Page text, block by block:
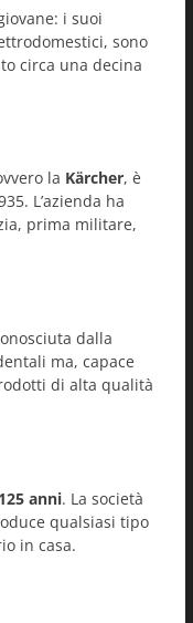
i suoi
sono
circa una decina
la Kärcher, è
L’azienda ha
prima militare,
dalla
ma, capace
di alta qualità
anni. La società
qualsiasi tipo
in casa.